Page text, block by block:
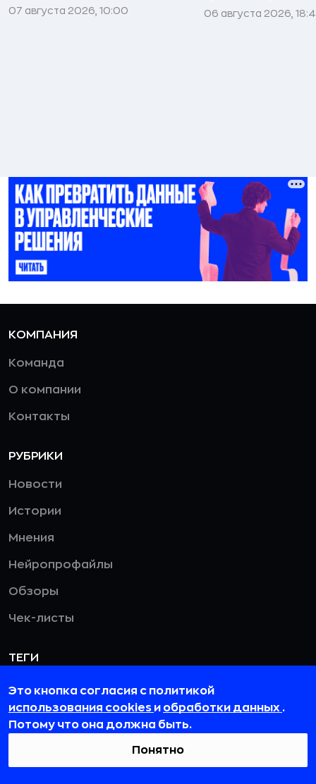
07 августа 2026, 10:00 06 августа 2026,
КОМПАНИЯ
Команда
О компании
Контакты
РУБРИКИ
Новости
Истории
Мнения
Нейропрофайлы
Обзоры
Чек-листы
ТЕГИ
Реклама
Искусственный интеллект
Бизнес
Это кнопка согласия с политикой
использования cookies и обработки данных .
Потому что она должна быть.
Понятно